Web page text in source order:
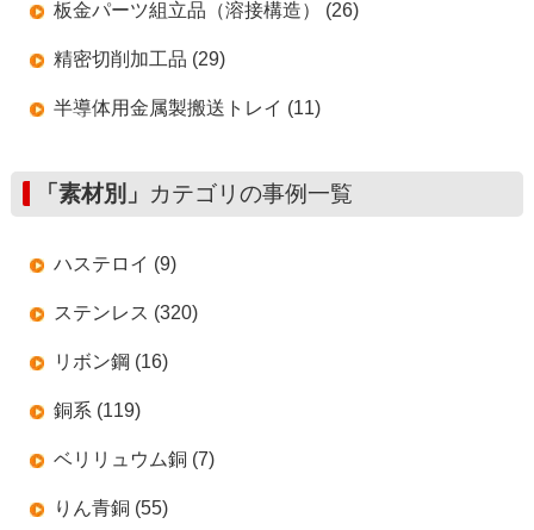
板金パーツ組立品（溶接構造） (26)
精密切削加工品 (29)
半導体用金属製搬送トレイ (11)
「素材別」 カテゴリの事例一覧
ハステロイ (9)
ステンレス (320)
リボン鋼 (16)
銅系 (119)
ベリリュウム銅 (7)
りん青銅 (55)